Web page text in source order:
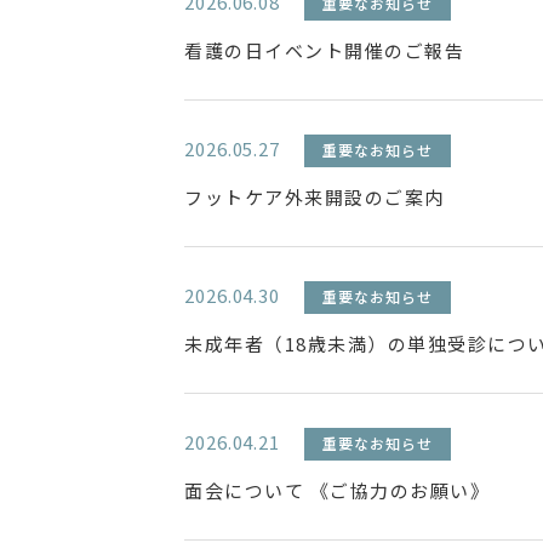
看護の日イベント開催のご報告
2026.05.27 重要なお知らせ
フットケア外来開設のご案内
2026.04.30 重要なお知らせ
未成年者（18歳未満）の単独受診につ
2026.04.21 重要なお知らせ
面会について 《ご協力のお願い》